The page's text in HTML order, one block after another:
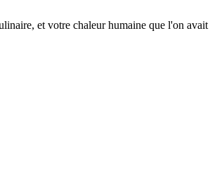
et votre chaleur humaine que l'on